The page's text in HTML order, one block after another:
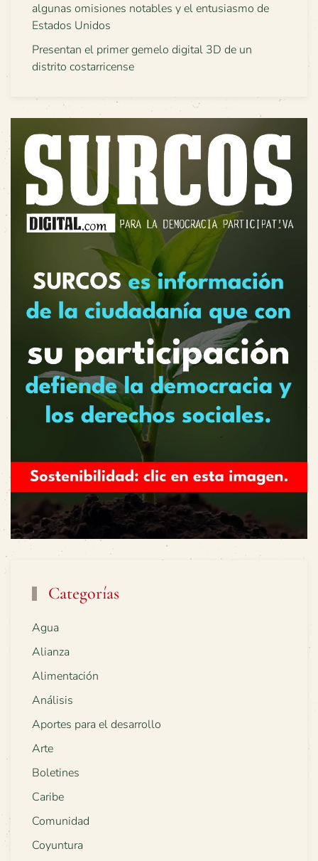
algunas omisiones notables y el entusiasmo de
Estados Unidos
Presentan el primer gemelo digital 3D de un
distrito costarricense
Categorías
Agua
Alianza
Alimentación
Análisis
Aportes para el desarrollo
Arte
Boletines
Caribe
Comunidad
Coyuntura